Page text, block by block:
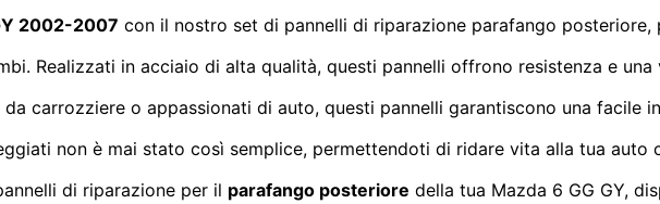
2002-2007 con il nostro set di pannelli di riparazione parafango
Realizzati in acciaio di alta qualità, questi pannelli offrono resistenza e
carrozziere o appassionati di auto, questi pannelli garantiscono una facile
non è mai stato così semplice, permettendoti di ridare vita alla tua
di riparazione per il parafango posteriore della tua Mazda 6 GG GY,